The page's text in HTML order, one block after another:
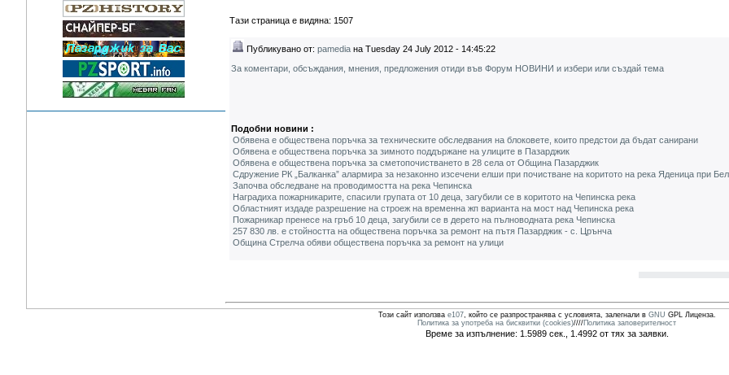
Тази страница е видяна: 1507
Публикувано от: pamedia на Tuesday 24 July 2012 - 14:45:22
За коментари, обсъждания, мнения, предложения отиди във Форум НОВИНИ и избери или създай тема
Подобни новини :
Обявена е обществена поръчка за техническите обследвания на блоковете, които предстои да бъдат санирани
Обявена е обществена поръчка за зимното поддържане на улиците в Пазарджик
Обявена е обществена поръчка за сметопочистването в 28 села от Община Пазарджик
Сдружение РК „Балканка” алармира за незаконно изсечени елши при почистване на коритото на река Яденица при
Започва обследване на проводимостта на река Чепинска
Наградиха пожарникарите, спасили групата от 10 деца, загубили се в коритото на Чепинска река
Областният издаде разрешение на строеж на временна жп варианта на мост над Чепинска река
Пожарникар пренесе на гръб 10 деца, загубили се в дерето на пълноводната река Чепинска
257 830 лв. е стойността на обществена поръчка за ремонт на пътя Пазарджик - с. Црънча
Община Стрелча обяви обществена поръчка за ремонт на улици
Този сайт използва e107, който се разпространява с условията, залегнали в GNU GPL Лиценза.
Политика за употреба на бисквитки (cookies)////Политика заповерителност
Време за изпълнение: 1.5989 сек., 1.4992 от тях за заявки.